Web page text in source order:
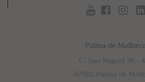
Palma de
C/ San Miguel 36 -
07002 Palma de